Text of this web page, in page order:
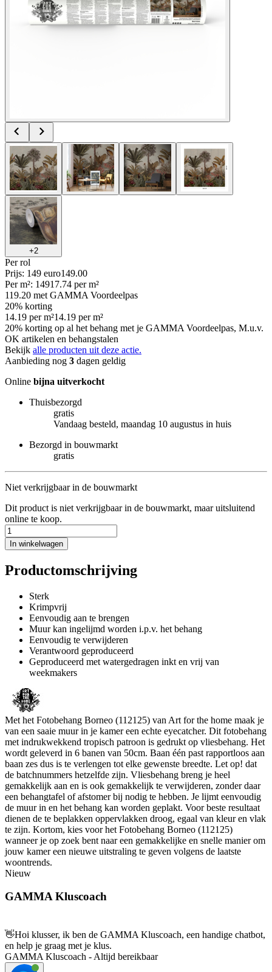
+2
Per rol
Prijs: 149 euro149.00
Per m²: 14917.74 per m²
119.20 met GAMMA Voordeelpas
20% korting
14.19 per m²14.19 per m²
20% korting op al het behang met je GAMMA Voordeelpas, M.u.v.
OK artikelen en behangstalen
Bekijk alle producten uit deze actie.
Aanbieding nog 3 dagen geldig
Online bijna uitverkocht
Thuisbezorgd
gratis
Vandaag besteld, maandag 10 augustus in huis
Bezorgd in bouwmarkt
gratis
Niet verkrijgbaar in de bouwmarkt
Dit product is niet verkrijgbaar in de bouwmarkt, maar uitsluitend
online te koop.
In winkelwagen
Productomschrijving
Sterk
Krimpvrij
Eenvoudig aan te brengen
Muur kan ingelijmd worden i.p.v. het behang
Eenvoudig te verwijderen
Verantwoord geproduceerd
Geproduceerd met watergedragen inkt en vrij van
weekmakers
Met het Fotobehang Borneo (112125) van Art for the home maak je
van een saaie muur in je kamer een echte eyecatcher. Dit fotobehang
met indrukwekkend tropisch patroon is gedrukt op vliesbehang. Het
wordt geleverd in 6 banen van 50cm. Baan één past rapportloos aan
baan zes dus is te verlengen tot elke gewenste breedte. Let op! dat
de batchnummers hetzelfde zijn. Vliesbehang breng je heel
gemakkelijk aan en is ook gemakkelijk te verwijderen, zonder daar
een behangtafel of afstomer bij nodig te hebben. Je lijmt eenvoudig
de muur in en het behang kan worden geplakt. Voor beste resultaat
dienen de te beplakken oppervlakken droog, egaal van kleur en vlak
te zijn. Kortom, kies voor het Fotobehang Borneo (112125)
wanneer je op zoek bent naar een gemakkelijke en snelle manier om
jouw kamer een nieuwe uitstraling te geven volgens de laatste
woontrends.
Nieuw
GAMMA Kluscoach
👋Hoi klusser, ik ben de GAMMA Kluscoach, een handige chatbot,
en help je graag met je klus.
GAMMA Kluscoach - Altijd bereikbaar